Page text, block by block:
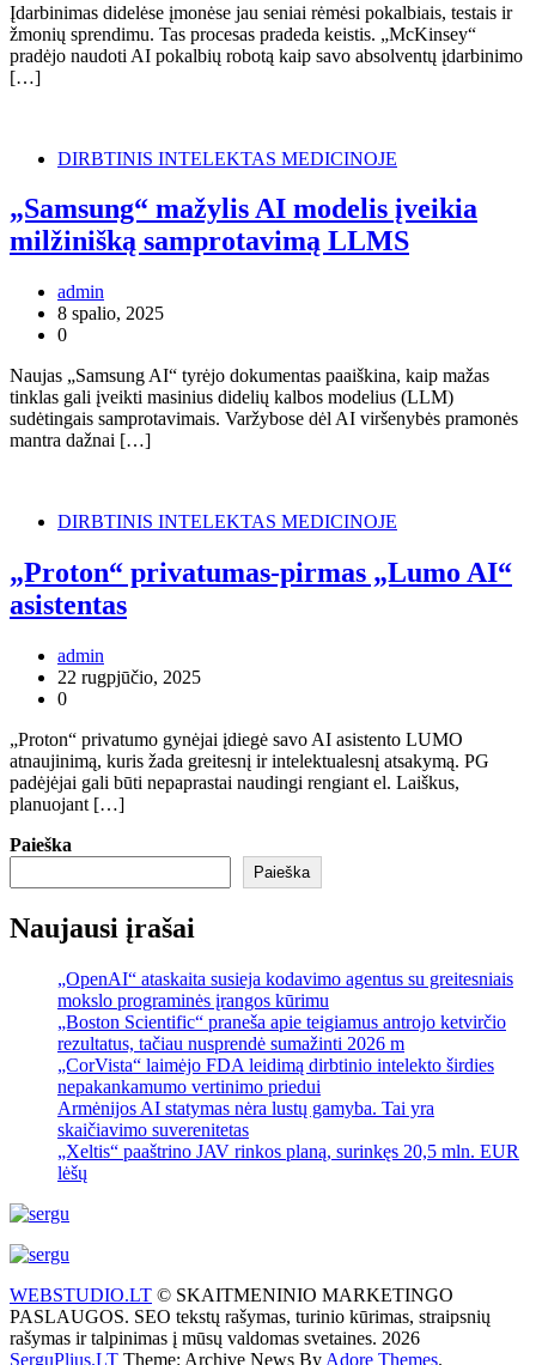
Įdarbinimas didelėse įmonėse jau seniai rėmėsi pokalbiais, testais ir
žmonių sprendimu. Tas procesas pradeda keistis. „McKinsey“
pradėjo naudoti AI pokalbių robotą kaip savo absolventų įdarbinimo
[…]
DIRBTINIS INTELEKTAS MEDICINOJE
„Samsung“ mažylis AI modelis įveikia
milžinišką samprotavimą LLMS
admin
8 spalio, 2025
0
Naujas „Samsung AI“ tyrėjo dokumentas paaiškina, kaip mažas
tinklas gali įveikti masinius didelių kalbos modelius (LLM)
sudėtingais samprotavimais. Varžybose dėl AI viršenybės pramonės
mantra dažnai […]
DIRBTINIS INTELEKTAS MEDICINOJE
„Proton“ privatumas-pirmas „Lumo AI“
asistentas
admin
22 rugpjūčio, 2025
0
„Proton“ privatumo gynėjai įdiegė savo AI asistento LUMO
atnaujinimą, kuris žada greitesnį ir intelektualesnį atsakymą. PG
padėjėjai gali būti nepaprastai naudingi rengiant el. Laiškus,
planuojant […]
Paieška
Paieška
Naujausi įrašai
„OpenAI“ ataskaita susieja kodavimo agentus su greitesniais
mokslo programinės įrangos kūrimu
„Boston Scientific“ praneša apie teigiamus antrojo ketvirčio
rezultatus, tačiau nusprendė sumažinti 2026 m
„CorVista“ laimėjo FDA leidimą dirbtinio intelekto širdies
nepakankamumo vertinimo priedui
Armėnijos AI statymas nėra lustų gamyba. Tai yra
skaičiavimo suverenitetas
„Xeltis“ paaštrino JAV rinkos planą, surinkęs 20,5 mln. EUR
lėšų
WEBSTUDIO.LT © SKAITMENINIO MARKETINGO
PASLAUGOS. SEO tekstų rašymas, turinio kūrimas, straipsnių
rašymas ir talpinimas į mūsų valdomas svetaines. 2026
SerguPlius.LT Theme: Archive News By Adore Themes.